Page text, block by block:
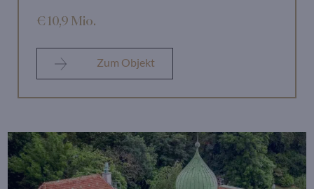
€ 10,9 Mio.
Zum Objekt